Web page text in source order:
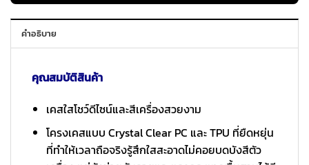
คำอธิบาย
คุณสมบัติสินค้า
เคสใสโชว์ดีไซน์และสีเครื่องสวยงาม
โครงเคสแบบ Crystal Clear PC และ TPU ที่ยืดหยุ่น
ที่ทำให้เวลาถือจริงรู้สึกใสสะอาดไม่คอยบดบังสีตัว